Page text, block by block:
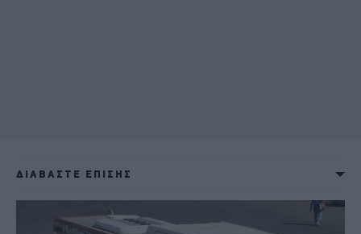
ΔΙΑΒΑΣΤΕ ΕΠΙΣΗΣ